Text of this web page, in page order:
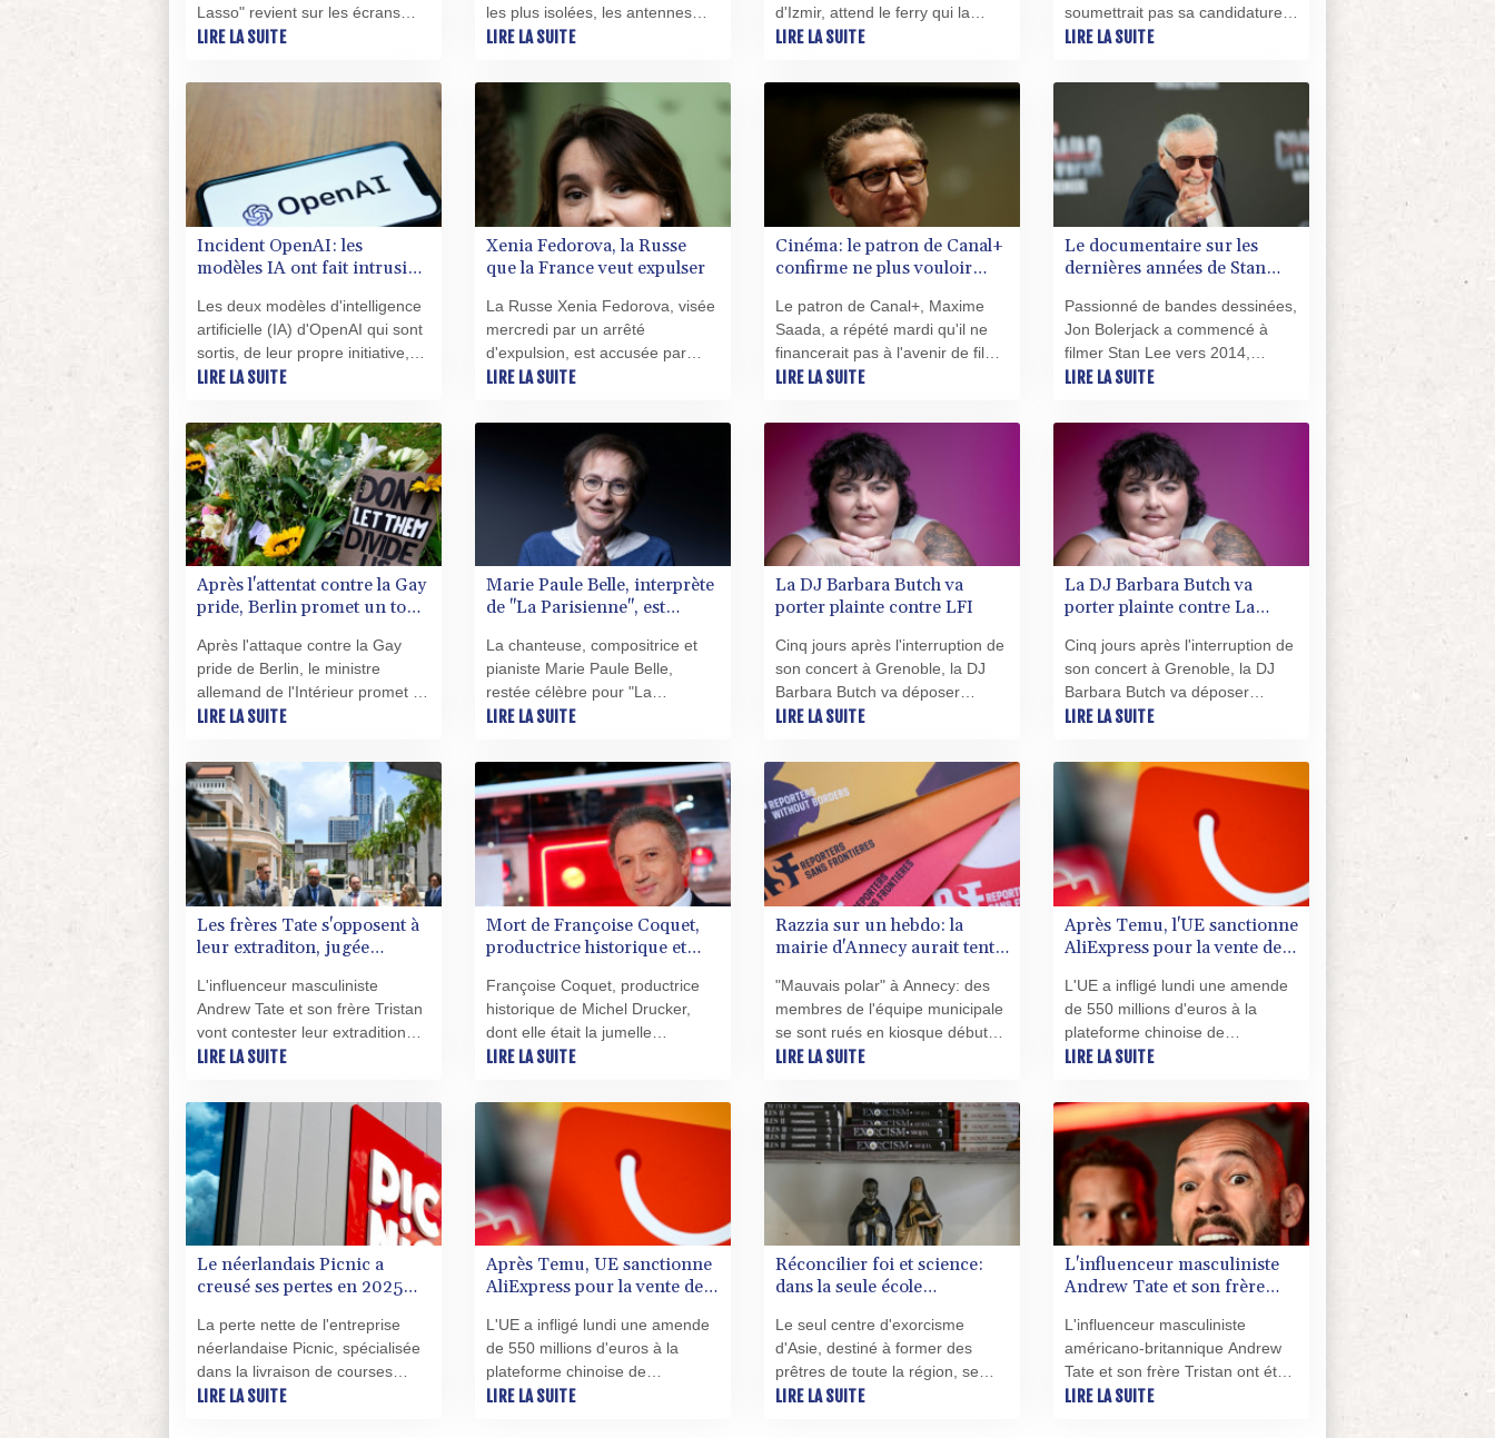
Lasso" revient sur les écrans
après une pause de trois ans. Et
été nécessaire de s'échauffer
LIRE LA SUITE
les plus isolées, les antennes
Starlink se multiplient en
gouvernement local qui redoute
"une catastrophe économique et
sociale" pour ses opérateurs
télécoms locaux en cas de
libéralisation non maîtrisée.
LIRE LA SUITE
d'Izmir, attend le ferry qui la
ramènera sur la côte juste en
premier voyage à l'étranger.
LIRE LA SUITE
soumettrait pas sa candidature
aux Grammy Awards 2027, en
nouvelles catégories par
une spécifiquement consacrée à
la pop asiatique.
LIRE LA SUITE
Incident OpenAI: les
modèles IA ont fait intrusion
Les deux modèles d'intelligence
artificielle (IA) d'OpenAI qui sont
sortis, de leur propre initiative,
du milieu confiné dans lequel ils
site Hugging Face, ont
également fait intrusion sur
d'autres plateformes, selon le
créateur de ChatGPT.
LIRE LA SUITE
Xenia Fedorova, la Russe
que la France veut expulser
La Russe Xenia Fedorova, visée
mercredi par un arrêté
d'expulsion, est accusée par
l'Etat français d'être la voix du
groupe Bolloré, où elle a micro
ouvert, la défendent en
invoquant la "liberté
d'expression".
LIRE LA SUITE
Cinéma: le patron de Canal+
confirme ne plus vouloir
initiateurs portent
"préjudice" à son groupe
Le patron de Canal+, Maxime
Saada, a répété mardi qu'il ne
financerait pas à l'avenir de films
dont les initiateurs portent
groupe, au lendemain d'un
accord d'une durée de cinq ans
avec le secteur.
LIRE LA SUITE
Le documentaire sur les
dernières années de Stan
auteur
Passionné de bandes dessinées,
Jon Bolerjack a commencé à
filmer Stan Lee vers 2014,
lorsqu'il avait plus de 90 ans,
journée dans la vie de la légende
à l'origine de nombreux super-
héros Marvel.
LIRE LA SUITE
Après l'attentat contre la Gay
pride, Berlin promet un tour
Après l'attaque contre la Gay
pride de Berlin, le ministre
allemand de l'Intérieur promet un
tour de vis sécuritaire, sur fond
liberté du suspect, un islamiste
radicalisé, mort entretemps.
LIRE LA SUITE
Marie Paule Belle, interprète
de "La Parisienne", est
La chanteuse, compositrice et
pianiste Marie Paule Belle,
restée célèbre pour "La
Parisienne", tube de la chanson
décédée samedi à 80 ans, a
annoncé son attaché de presse
à l'AFP.
LIRE LA SUITE
La DJ Barbara Butch va
porter plainte contre LFI
Cinq jours après l'interruption de
son concert à Grenoble, la DJ
Barbara Butch va déposer
plusieurs plaintes, notamment
la violence, contre La France
insoumise, parti sous le feu des
critiques d'une immense majorité
de la classe politique.
LIRE LA SUITE
La DJ Barbara Butch va
porter plainte contre La
Cinq jours après l'interruption de
son concert à Grenoble, la DJ
Barbara Butch va déposer
plusieurs plaintes jeudi,
haine et à la violence, contre La
France insoumise, déjà sous le
feu des critiques d'une immense
majorité de la classe politique.
LIRE LA SUITE
Les frères Tate s'opposent à
leur extraditon, jugée
L'influenceur masculiniste
Andrew Tate et son frère Tristan
vont contester leur extradition
vers le Royaume-Uni, où ils sont
viols présumés, a annoncé lundi
leur avocat, jugeant que leur
arrestation aux Etats-Unis était
"politiquement motivée".
LIRE LA SUITE
Mort de Françoise Coquet,
productrice historique et
Michel Drucker
Françoise Coquet, productrice
historique de Michel Drucker,
dont elle était la jumelle
professionnelle depuis plus de
83 ans des suites d'une "longue
maladie", a appris l'AFP auprès
de son entourage.
LIRE LA SUITE
Razzia sur un hebdo: la
mairie d'Annecy aurait tenté
selon RSF
"Mauvais polar" à Annecy: des
membres de l'équipe municipale
se sont rués en kiosque début
juin pour acheter des centaines
afin d'étouffer une affaire de viol,
accusent lundi Reporters sans
frontières (RSF) et
LIRE LA SUITE
Après Temu, l'UE sanctionne
AliExpress pour la vente de
L'UE a infligé lundi une amende
de 550 millions d'euros à la
plateforme chinoise de
commerce en ligne AliExpress,
avoir permis la vente aux
consommateurs européens de
produits illégaux, dont des jouets
dangereux et des vêtements
contrefaits.
LIRE LA SUITE
Le néerlandais Picnic a
creusé ses pertes en 2025
expansion
La perte nette de l'entreprise
néerlandaise Picnic, spécialisée
dans la livraison de courses
alimentaires à domicile, s'est
LIRE LA SUITE
Après Temu, UE sanctionne
AliExpress pour la vente de
L'UE a infligé lundi une amende
de 550 millions d'euros à la
plateforme chinoise de
commerce en ligne AliExpress,
LIRE LA SUITE
Réconcilier foi et science:
dans la seule école
Le seul centre d'exorcisme
d'Asie, destiné à former des
prêtres de toute la région, se
trouve à deux pas d'une artère
LIRE LA SUITE
L'influenceur masculiniste
Andrew Tate et son frère
L'influenceur masculiniste
américano-britannique Andrew
Tate et son frère Tristan ont été
arrêtés samedi à Miami, aux
LIRE LA SUITE